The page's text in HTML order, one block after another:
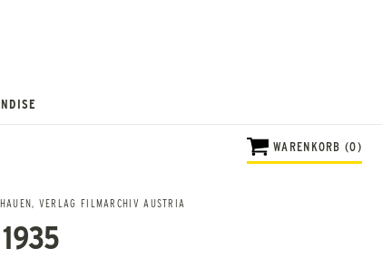
WARENKORB (0)
, VERLAG FILMARCHIV AUSTRIA